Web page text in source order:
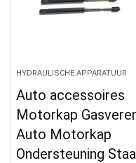
HYDRAULISCHE APPARATUUR
Auto accessoires
Motorkap
Auto Motorkap
Ondersteuning